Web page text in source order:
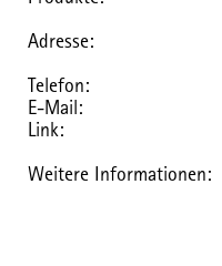
Adresse:
Telefon:
E-Mail:
Link:
Weitere Informationen: